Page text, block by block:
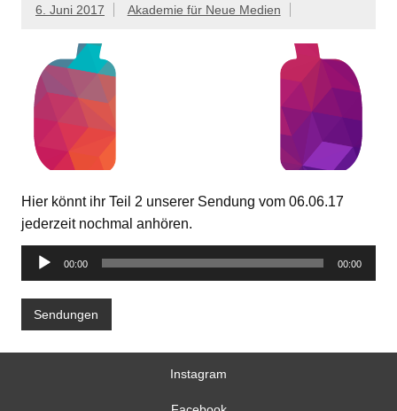
6. Juni 2017 Akademie für Neue Medien
Hier könnt ihr Teil 2 unserer Sendung vom 06.06.17
jederzeit nochmal anhören.
Audio-
Player
00:00 00:00
Sendungen
Instagram